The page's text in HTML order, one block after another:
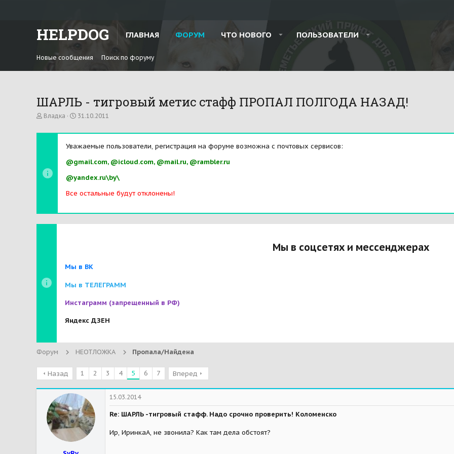
HELPDOG ГЛАВНАЯ ФОРУМ ЧТО НОВОГО ПОЛЬЗОВАТЕЛИ
Новые сообщения Поиск по форуму
ШАРЛЬ - тигровый метис стафф ПРОПАЛ ПОЛГОДА НАЗАД!
А
т
м
ы
Владка
Д
т
н
ч
л
31.10.2011
Уважаемые пользователи, регистрация на форуме возможна с почтовых сервисов:
@gmail.com, @icloud.com, @mail.ru, @rambler.ru
@yandex.ru\by\
Все остальные будут отклонены!
Мы в соцсетях и мессенджерах
Мы в ВК
Мы в ТЕЛЕГРАММ
Инстаграмм (запрещенный в РФ)
Яндекс ДЗЕН
Форум НЕОТЛОЖКА Пропала/Найдена
Назад 1 2 3 4 5 6 7 Вперед
15.03.2014
Re: ШАРЛЬ -тигровый стафф. Надо срочно проверить! Коломенско
Ир, ИринкаА, не звонила? Как там дела обстоят?